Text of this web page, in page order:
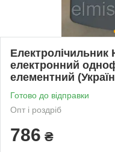
Електролічильник
електронний
елементний
Готово до відправки
Опт і роздріб
786 ₴